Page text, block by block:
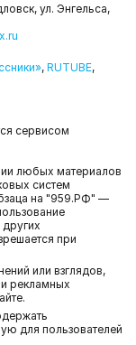
ул. Энгельса,
, RUTUBE,
сервисом
любых материалов
систем
на "959.РФ" —
при
или взглядов,
рекламных
для пользователей